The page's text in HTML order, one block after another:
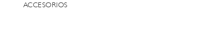
ACCESORIOS